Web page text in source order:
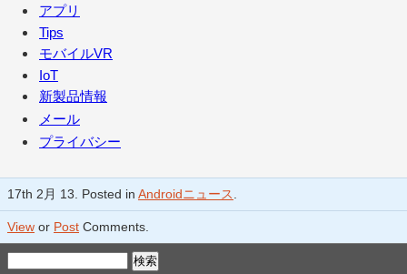
アプリ
Tips
モバイルVR
IoT
新製品情報
メール
プライバシー
17th 2月 13. Posted in Androidニュース
View or Post Comments.